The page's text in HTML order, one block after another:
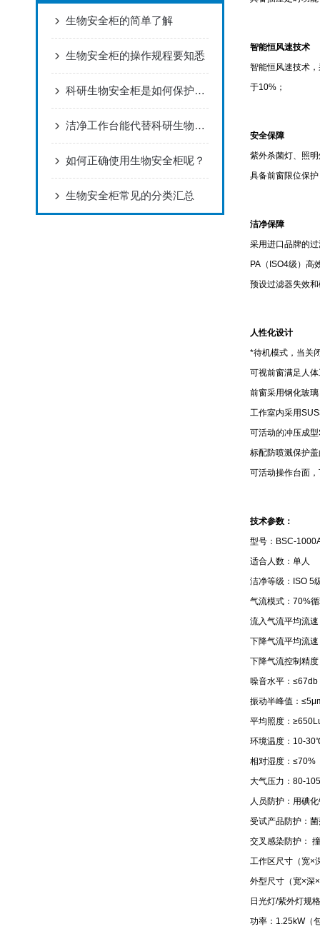
生物安全柜的简单了解
生物安全柜的操作规程要知悉
科研生物安全柜是如何保护使用者和实验环境的？
洁净工作台能代替科研生物安全柜吗，看完不就明白了
如何正确使用生物安全柜呢？
生物安全柜常见的分类汇总
智能恒风速技术
智能恒风速技术
于10%；
安全保障
紫外杀菌灯、照
具备前窗限位保
洁净保障
采用进口品牌的
PA（ISO4级）高
预设过滤器失效
人性化设计
*待机模式，当关
可视前窗满足人
前窗采用钢化玻
工作室内采用
可活动的冲压成
标配防喷溅保护
可活动操作台面
技术参数：
型号：BSC-
适合人数：单人
洁净等级：ISO 5
气流模式：70%
流入气流平均流
下降气流平均流
下降气流控制精
噪音水平：≤67db
振动半峰值：
平均照度：
环境温度：10-
相对湿度：≤70%
大气压力：80-
人员防护：用碘
受试产品防护：
交叉感染防护：
工作区尺寸（宽×
外型尺寸（宽×深
日光灯/紫外灯规
功率：1.25kW（